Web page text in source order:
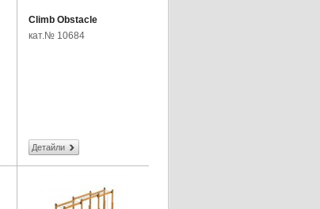
Climb Obstacle
кат.№ 10684
Детайли